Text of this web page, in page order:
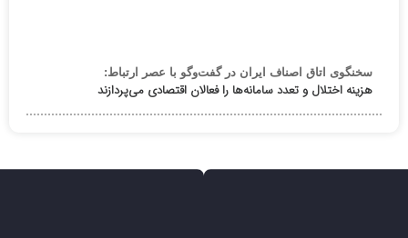
سخنگوی اتاق اصناف ایران در گفت‌وگو با عصر ارتباط:
هزینه اختلال و تعدد سامانه‌ها را فعالان اقتصادی می‌پردازند